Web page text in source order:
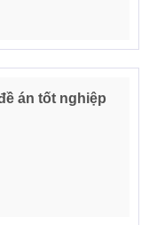
án tốt nghiệp